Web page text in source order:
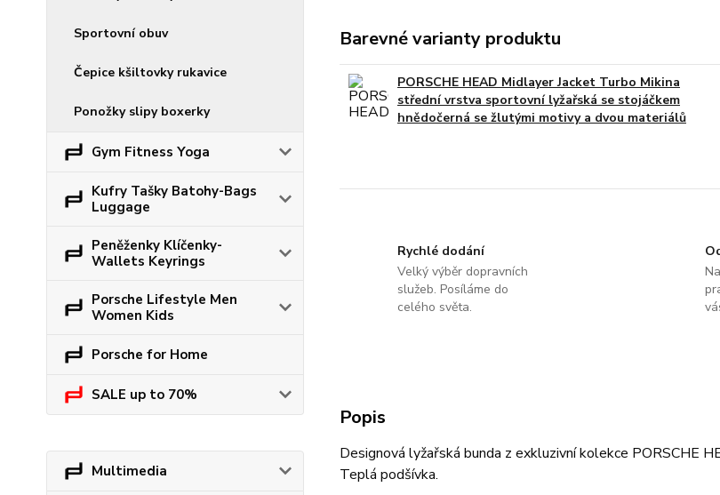
Sportovní obuv
Čepice kšiltovky rukavice
Ponožky slipy boxerky
Gym Fitness Yoga
Kufry Tašky Batohy-Bags
Luggage
Peněženky Klíčenky-
Wallets Keyrings
Porsche Lifestyle Men
Women Kids
Porsche for Home
SALE up to 70%
Multimedia
Barevné varianty produktu
PORSCHE HEAD Midlayer Jacket Turbo Mikina
střední vrstva sportovní lyžařská se stojáčkem
hnědočerná se žlutými motivy a dvou materiálů
Rychlé dodání
Velký výběr dopravních
služeb. Posíláme do
celého světa.
Popis
Designová lyžařská bunda z exkluzivní kolekce PORSCHE
Teplá podšívka.